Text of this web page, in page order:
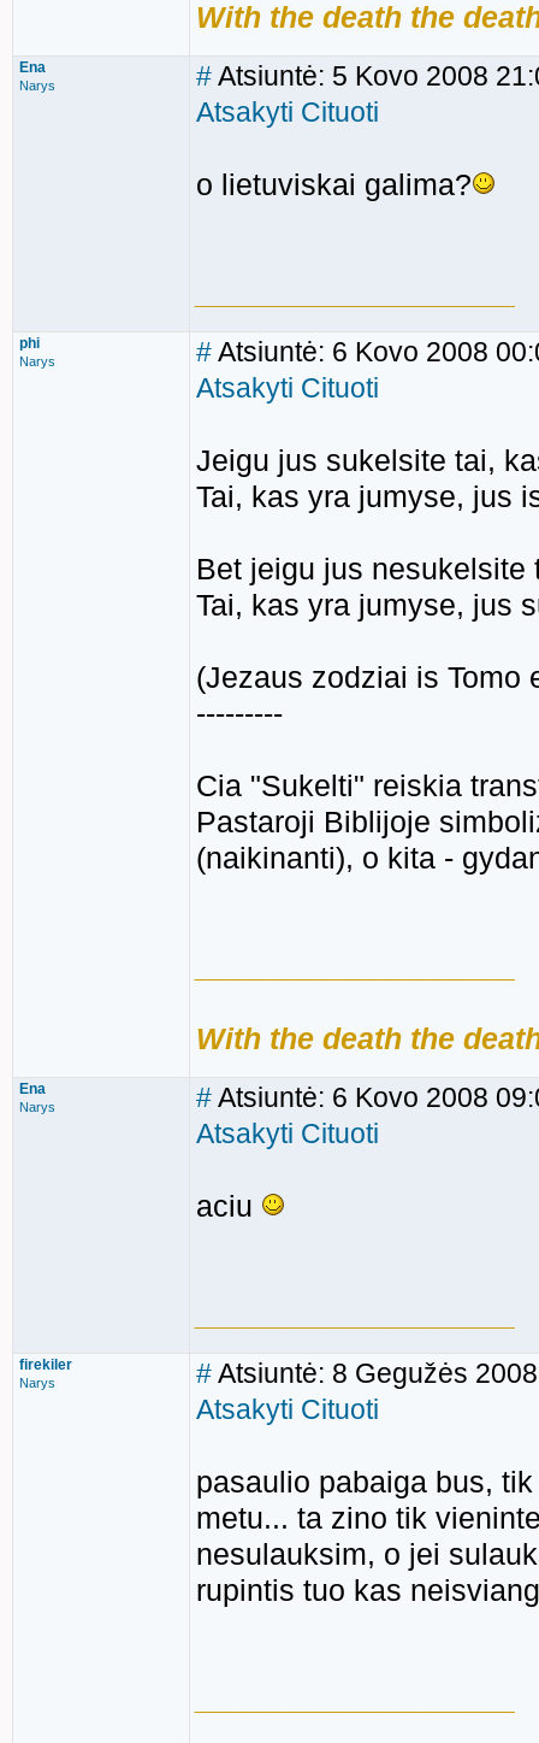
With the death the
Ena
Narys # Atsiuntė: 5 Kovo 2008
Atsakyti Cituoti
o lietuviskai galima?
phi
Narys # Atsiuntė: 6 Kovo 2008
Atsakyti Cituoti
Jeigu jus sukelsite tai,
Tai, kas yra jumyse, jus
Bet jeigu jus nesukelsite
Tai, kas yra jumyse, jus
(Jezaus zodziai is Tomo
---------
Cia "Sukelti" reiskia
Pastaroji Biblijoje
(naikinanti), o kita -
With the death the
Ena
Narys # Atsiuntė: 6 Kovo 2008
Atsakyti Cituoti
aciu
firekiler
Narys # Atsiuntė: 8 Gegužės
Atsakyti Cituoti
pasaulio pabaiga bus,
metu... ta zino tik
nesulauksim, o jei
rupintis tuo kas